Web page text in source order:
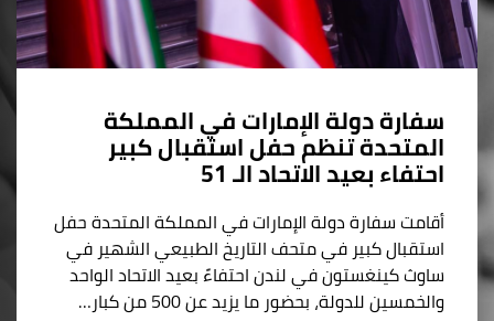
سفارة دولة الإمارات في المملكة
المتحدة تنظم حفل استقبال كبير
احتفاء بعيد الاتحاد الـ 51
أقامت سفارة دولة الإمارات في المملكة المتحدة حفل
استقبال كبير في متحف التاريخ الطبيعي الشهير في
ساوث كينغستون في لندن احتفاءً بعيد الاتحاد الواحد
والخمسين للدولة، بحضور ما يزيد عن 500 من كبار…